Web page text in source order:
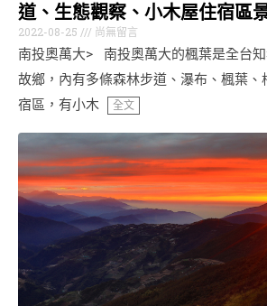
道、生態觀察、小木屋住宿區
2022-08-25 尚無留言
南投奧萬大> 南投奧萬大的楓葉是全台
故鄉，內有多條森林步道、瀑布、楓葉、
宿區，有小木
全文